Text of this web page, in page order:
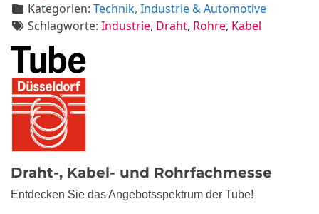
Kategorien: Technik, Industrie & Automotive
Schlagworte: Industrie, Draht, Rohre, Kabel
Draht-, Kabel- und Rohrfachmesse
Entdecken Sie das Angebotsspektrum der Tube!